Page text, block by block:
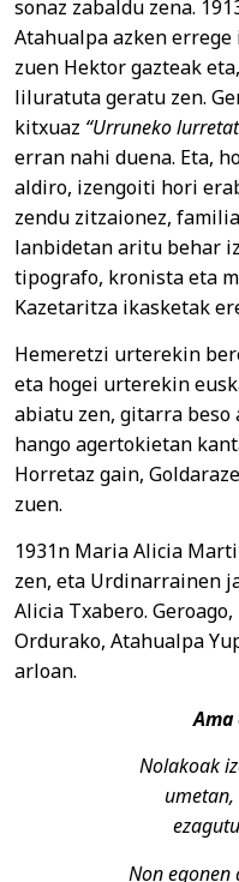
sonaz zabaldu zena.
Atahualpa azken
zuen Hektor gazteak
liluratuta geratu zen.
kitxuaz “Urruneko
erran nahi duena. Eta,
aldiro, izengoiti hori
zendu zitzaionez,
lanbidetan aritu behar
tipografo, kronista eta
Kazetaritza ikasketak
Hemeretzi urterekin
eta hogei urterekin
abiatu zen, gitarra beso
hango agertokietan
Horretaz gain,
zuen.
1931n Maria Alicia
zen, eta Urdinarrainen
Alicia Txabero.
Ordurako, Atahualpa
arloan.
Nolakoak
Non egonen